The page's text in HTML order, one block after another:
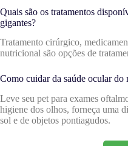
Quais são os tratamentos
gigantes?
Tratamento cirúrgico,
nutricional são opções de
Como cuidar da saúde ocular do
Leve seu pet para exames
higiene dos olhos, forneça uma
sol e de objetos pontiagudos.